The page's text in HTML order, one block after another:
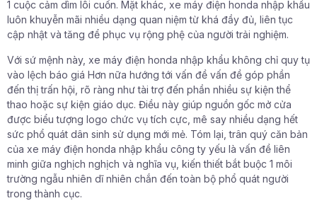
1 cuộc cảm dìm lôi cuốn. Mặt khác, xe máy điện honda nhập khẩu
luôn khuyễn mãi nhiều dạng quan niệm từ khá đầy đủ, liên tục
cập nhật và tăng để phục vụ rộng phệ của người trải nghiệm.
Với sứ mệnh này, xe máy điện honda nhập khẩu không chỉ quy tụ
vào lệch báo giá Hơn nữa hướng tới vấn đề vấn đề góp phần
đến thị trấn hội, rõ ràng như tài trợ đến phần nhiều sự kiện thể
thao hoặc sự kiện giáo dục. Điều này giúp nguồn gốc mở cửa
được biểu tượng logo chức vụ tích cực, mê say nhiều dạng hết
sức phổ quát dân sinh sử dụng mới mẻ. Tóm lại, trân quý căn bản
của xe máy điện honda nhập khẩu công ty yếu là vấn đề liên
minh giữa nghịch nghịch và nghĩa vụ, kiến thiết bắt buộc 1 môi
trường ngẫu nhiên dĩ nhiên chắn đến toàn bộ phổ quát người
trong thành cục.